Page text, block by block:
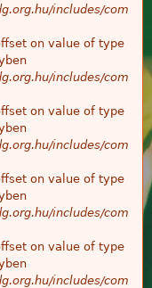
includes/com
on value of type
includes/com
on value of type
includes/com
on value of type
includes/com
on value of type
includes/com